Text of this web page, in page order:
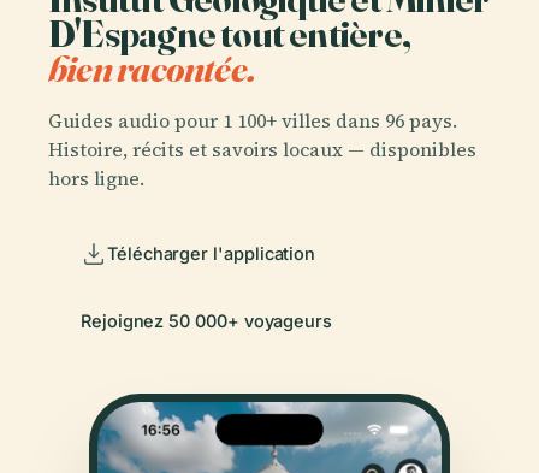
D'Espagne tout entière,
bien racontée.
Guides audio pour 1 100+ villes dans 96 pays.
Histoire, récits et savoirs locaux — disponibles
hors ligne.
Télécharger l'application
Rejoignez 50 000+ voyageurs